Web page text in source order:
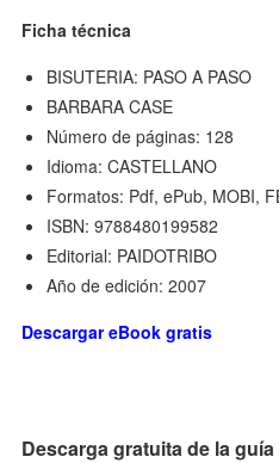
Ficha técnica
BISUTERIA: PASO A PASO
BARBARA CASE
Número de páginas: 128
Idioma: CASTELLANO
Formatos: Pdf, ePub, MOBI,
ISBN: 9788480199582
Editorial: PAIDOTRIBO
Año de edición: 2007
Descargar eBook gratis
Descarga gratuita de la